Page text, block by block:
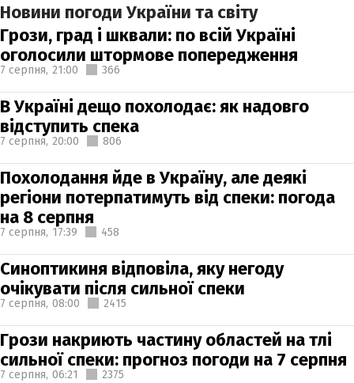
Новини погоди України та світу
Грози, град і шквали: по всій Україні
оголосили штормове попередження
7 серпня, 21:00 366
В Україні дещо похолодає: як надовго
відступить спека
7 серпня, 20:00 806
Похолодання йде в Україну, але деякі
регіони потерпатимуть від спеки: погода
на 8 серпня
7 серпня, 17:39 458
Синоптикиня відповіла, яку негоду
очікувати після сильної спеки
7 серпня, 08:00 2415
Грози накриють частину областей на тлі
сильної спеки: прогноз погоди на 7 серпня
7 серпня, 06:21 2375